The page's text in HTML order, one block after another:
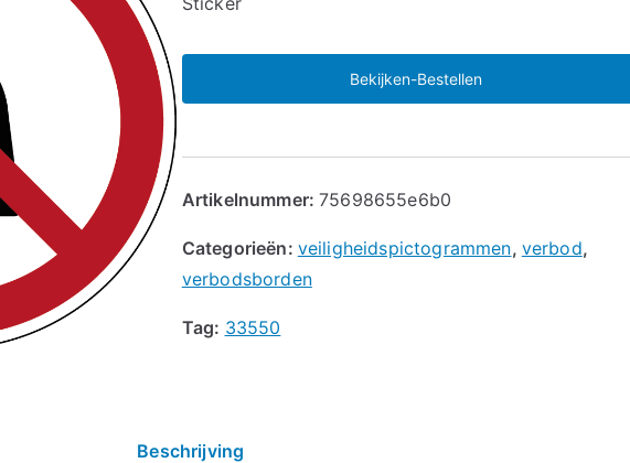
Bekijken-Bestellen
Artikelnummer:75698655e6b0
Categorieën: veiligheidspictogrammen, verbod,
verbodsborden
Tag: 33550
Beschrijving